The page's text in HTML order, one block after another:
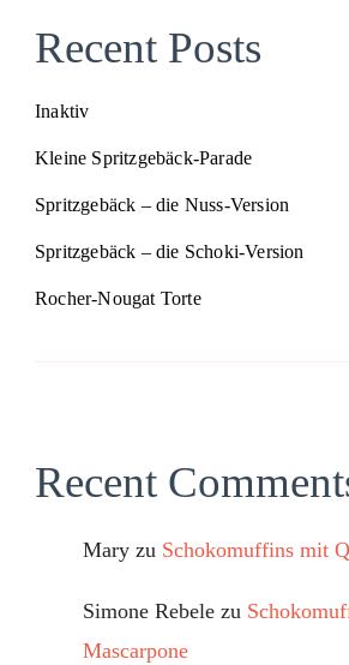
Recent Posts
Inaktiv
Kleine Spritzgebäck-Parade
Spritzgebäck – die Nuss-Version
Spritzgebäck – die Schoki-Version
Rocher-Nougat Torte
Recent
Mary zu Schokomuffins mit
Simone Rebele zu
Mascarpone